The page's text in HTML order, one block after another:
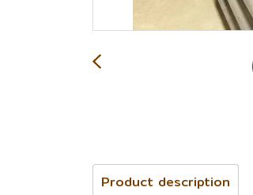
Product description